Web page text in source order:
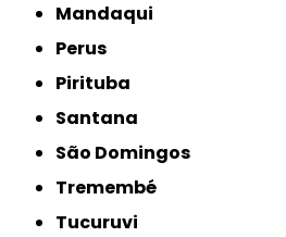
Mandaqui
Perus
Pirituba
Santana
São Domingos
Tremembé
Tucuruvi